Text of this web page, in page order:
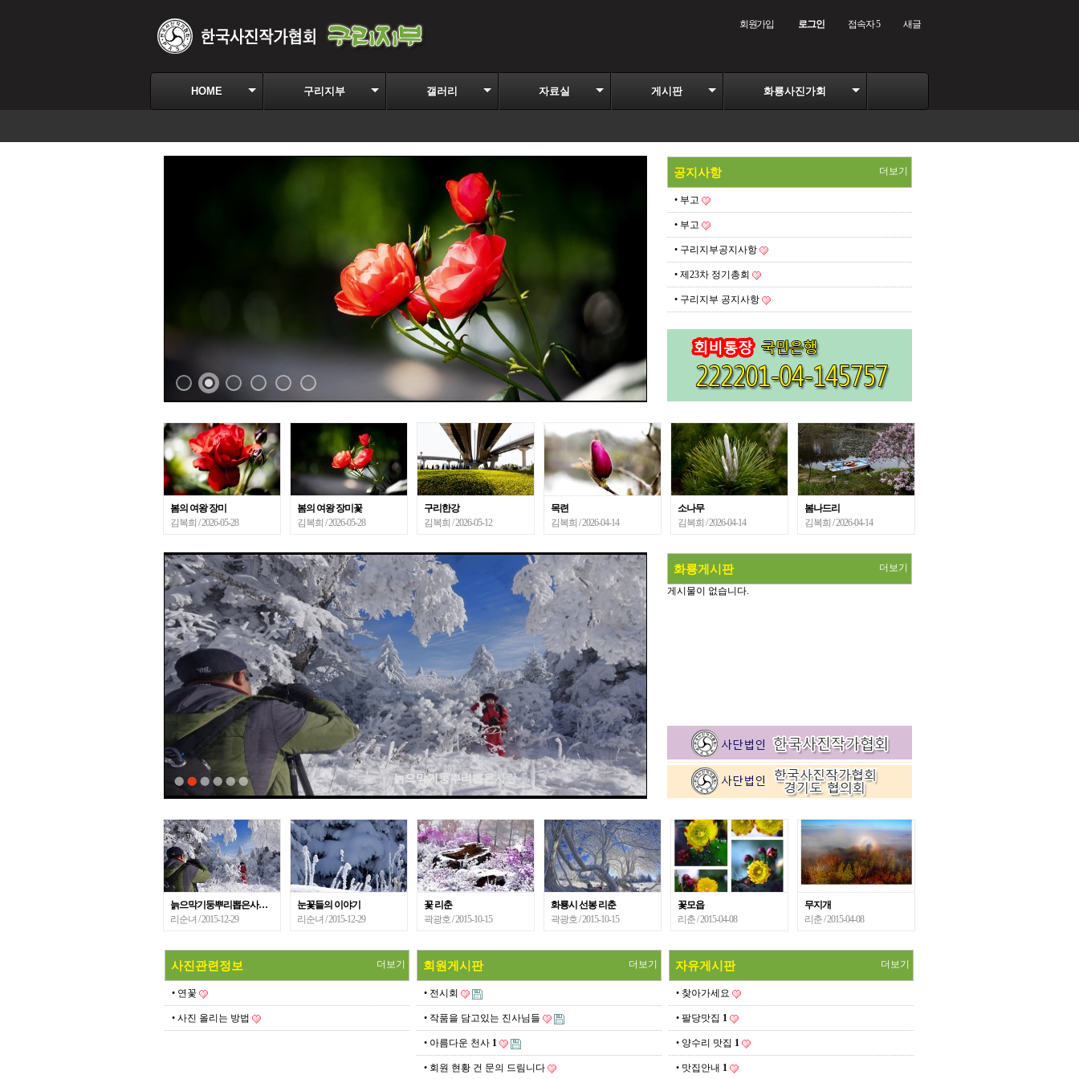
회원가입 로그인 접속자 5 새글
HOME 구리지부 갤러리 자료실 게시판 화룡사진가회
봄의 여왕 장미꽃
공지사항
• 부고
• 부고
• 구리지부공지사항
• 제23차 정기총회
• 구리지부 공지사항
더보기
봄의 여왕 장미
김복희 / 2026-05-28
봄의 여왕 장미꽃
김복희 / 2026-05-28
구리한강
김복희 / 2026-05-12
목련
김복희 / 2026-04-14
소나무
김복희 / 2026-04-14
봄나드리
김복희 / 2026-04-14
늙으막기둥뿌리뽑은사랑
눈꽃들의 이야기
화룡게시판
게시물이 없습니다.
더보기
늙으막기둥뿌리뽑은사…
리순녀 / 2015-12-29
눈꽃들의 이야기
리순녀 / 2015-12-29
꽃 리춘
곽광호/ 2015-10-15
화룡시 선봉 리춘
곽광호/ 2015-10-15
꽃모읍
리춘/ 2015-04-08
무지개
리춘/ 2015-04-08
사진관련정보
• 연꽃
• 사진 올리는 방법
더보기 회원게시판
• 전시회
• 작품을 담고있는 진사님들
• 아름다운 천사 1
• 회원 현황 건 문의 드림니다
더보기 자유게시판
• 찾아가세요
• 팔당맛집 1
• 양수리 맛집 1
• 맛집안내 1
더보기